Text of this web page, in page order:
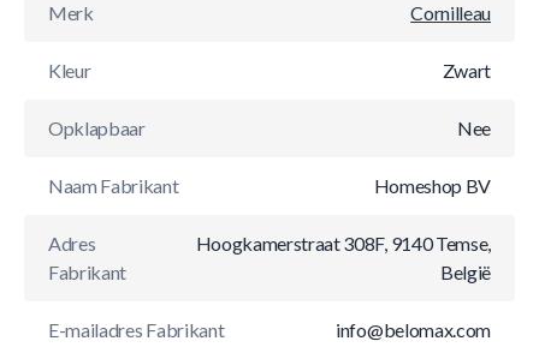
Merk Cornilleau
Kleur Zwart
Opklapbaar Nee
Naam Fabrikant Homeshop BV
Adres
Fabrikant
Hoogkamerstraat 308F, 9140 Temse,
België
E-mailadres Fabrikant info@belomax.com